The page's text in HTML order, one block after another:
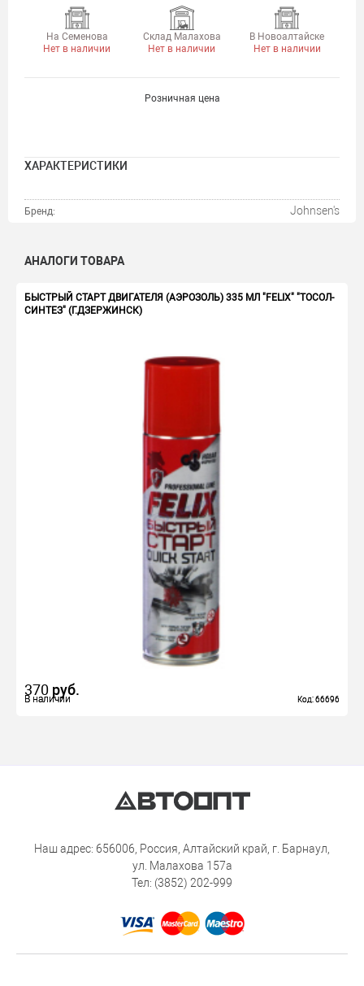
На Семенова
Нет в наличии
Склад Малахова
Нет в наличии
В Новоалтайске
Нет в наличии
Розничная цена
ХАРАКТЕРИСТИКИ
Бренд: Johnsen's
АНАЛОГИ ТОВАРА
БЫСТРЫЙ СТАРТ ДВИГАТЕЛЯ (АЭРОЗОЛЬ) 335 МЛ "FELIX" "ТОСОЛ-
СИНТЕЗ" (Г.ДЗЕРЖИНСК)
В наличии Код: 66696
370 руб.
В наличии Код: 66696
Наш адрес: 656006, Россия, Алтайский край, г. Барнаул,
ул. Малахова 157а
Тел: (3852) 202-999